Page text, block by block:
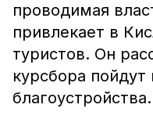
проводимая
привлекает в
туристов. Он
курсбора
благоустройства.